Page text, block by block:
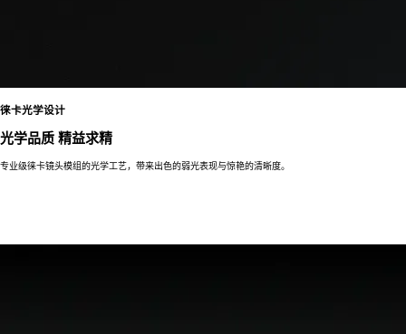
徕卡光学设计
光学品质 精益求精
专业级徕卡镜头模组的光学工艺，带来出色的弱光表现与惊艳的清晰度。